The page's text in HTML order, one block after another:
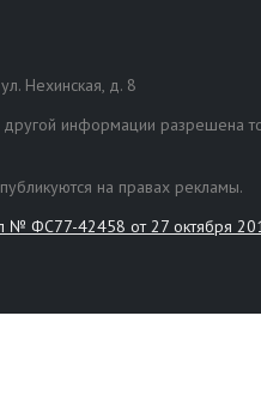
Нехинская, д. 8
другой информации разрешена
на правах рекламы.
№ ФС77-42458 от 27 октября